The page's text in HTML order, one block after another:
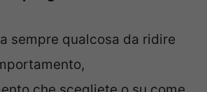
sempre qualcosa da ridire